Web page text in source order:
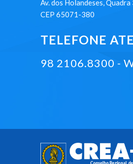
Av. dos Holandeses,
CEP 65071-380
TELEFONE
98 2106.8300 -